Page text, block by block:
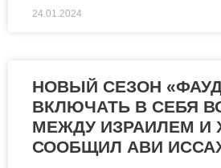
24.01.2024
НОВЫЙ СЕЗОН
ВКЛЮЧАТЬ В СЕБЯ
МЕЖДУ ИЗРАИЛЕМ И
СООБЩИЛ АВИ